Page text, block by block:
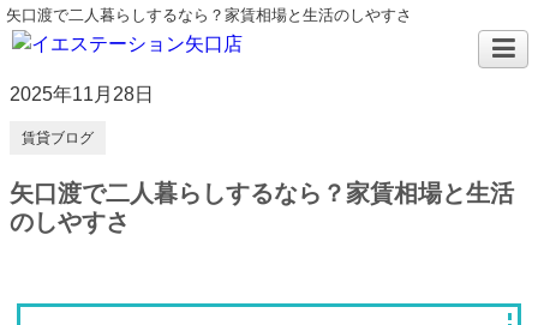
矢口渡で二人暮らしするなら？家賃相場と生活のしやすさ
2025年11月28日
賃貸ブログ
矢口渡で二人暮らしするなら？家賃相場と生活
のしやすさ